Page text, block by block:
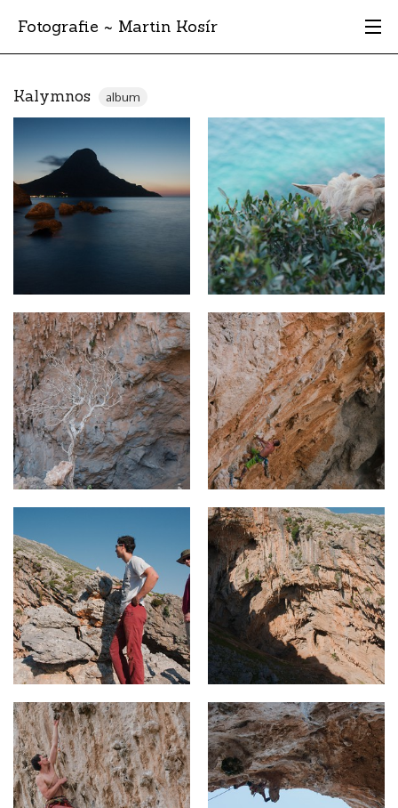
Fotografie ~ Martin Kosír
Albumy
Miesta
Archív
Kalymnos album